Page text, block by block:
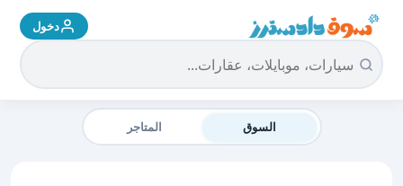
سوق دادسترز الرئيسية دخول
السوق المتاجر